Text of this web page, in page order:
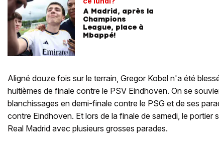
A Madrid, après la
Champions
League, place à
Mbappé!
Aligné douze fois sur le terrain, Gregor Kobel n'a été
huitièmes de finale contre le PSV Eindhoven. On se
blanchissages en demi-finale contre le PSG et de ses
contre Eindhoven. Et lors de la finale de samedi, le portier
Real Madrid avec plusieurs grosses parades.